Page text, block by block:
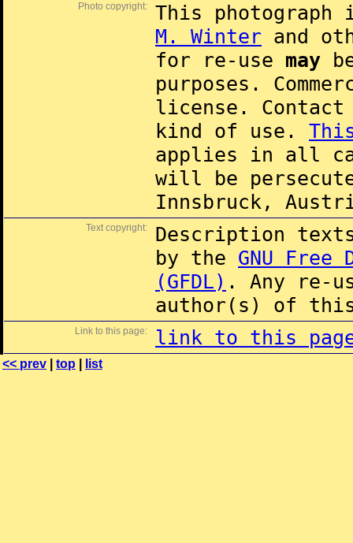
Photo copyright:
This
M. Winter and
for re-use may
purposes.
license.
kind of use.
applies in all
will be
Innsbruck,
Text copyright:
Description
by the GNU Free
(GFDL) . Any re-
author(s) of this
Link to this page: link to this
<< prev top list